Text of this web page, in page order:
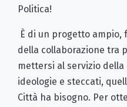
Politica!
È di un progetto
della collaborazione tra
mettersi al servizio
ideologie e steccati,
Città ha bisogno. Per